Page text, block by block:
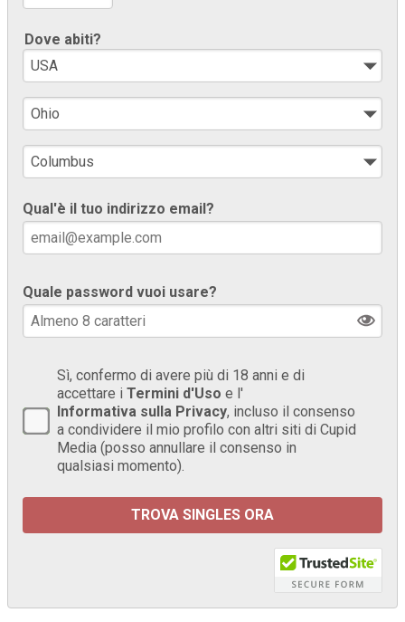
Dove abiti?
Qual'è il tuo indirizzo email?
Quale password vuoi usare?
Sì, confermo di avere più di 18 anni e di
accettare i Termini d'Uso e l'
Informativa sulla Privacy, incluso il consenso
a condividere il mio profilo con altri siti di Cupid
Media (posso annullare il consenso in
qualsiasi momento).